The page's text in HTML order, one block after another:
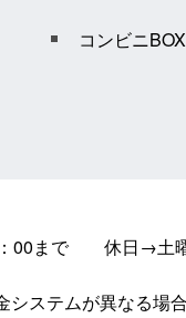
コンビニBOX
まで　　休日→土
ステムが異なる場合